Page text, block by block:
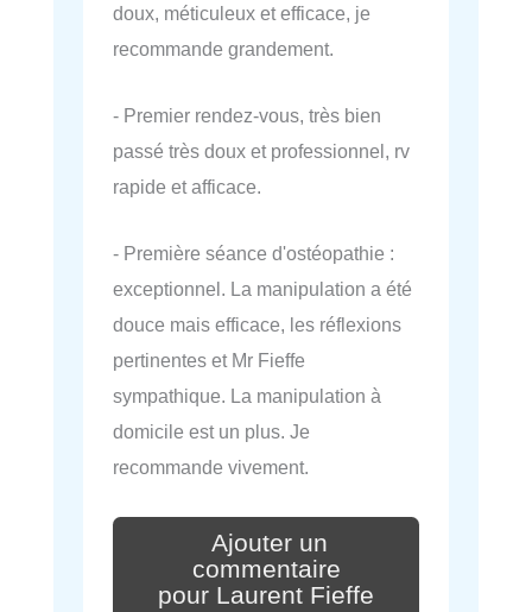
doux, méticuleux et efficace, je
recommande grandement.
- Premier rendez-vous, très bien
passé très doux et professionnel, rv
rapide et afficace.
- Première séance d'ostéopathie :
exceptionnel. La manipulation a été
douce mais efficace, les réflexions
pertinentes et Mr Fieffe
sympathique. La manipulation à
domicile est un plus. Je
recommande vivement.
Ajouter un
commentaire
pour Laurent Fieffe